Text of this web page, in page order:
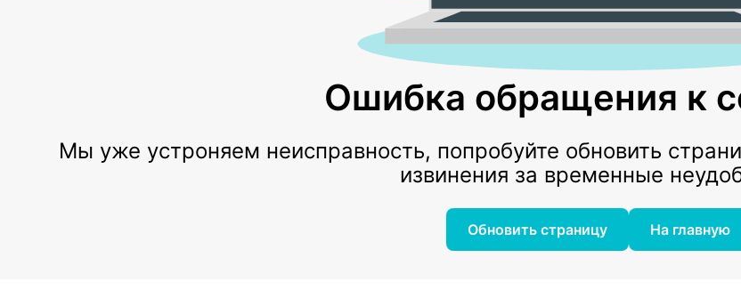
Ошибка обращения к
Мы уже устроняем неисправность, попробуйте обновить
извинения за временные
Обновить страницу На главную